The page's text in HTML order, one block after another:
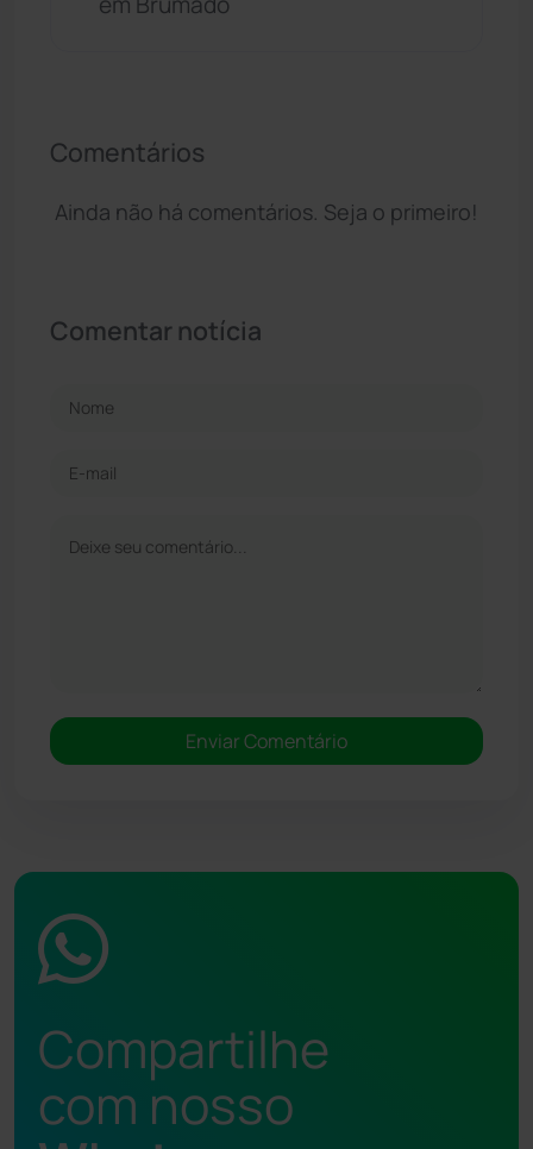
Comentários
Ainda não há comentários. Seja o primeiro!
Comentar notícia
Compartilhe
com nosso